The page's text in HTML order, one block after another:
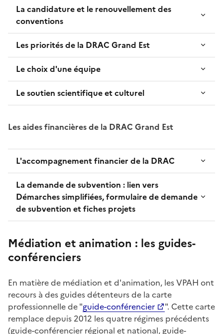
La candidature et le renouvellement des
conventions
Les priorités de la DRAC Grand Est
Le choix d'une équipe
Le soutien scientifique et culturel
Les aides financières de la DRAC Grand Est
L'accompagnement financier de la DRAC
La demande de subvention : lien vers
Démarches simplifiées, formulaire de demande
de subvention et fiches projets
Médiation et animation : les guides-
conférenciers
En matière de médiation et d'animation, les VPAH ont
recours à des guides détenteurs de la carte
professionnelle de "guide-conférencier
". Cette carte
remplace depuis 2012 les quatre régimes précédents
(guide-conférencier régional et national, guide-